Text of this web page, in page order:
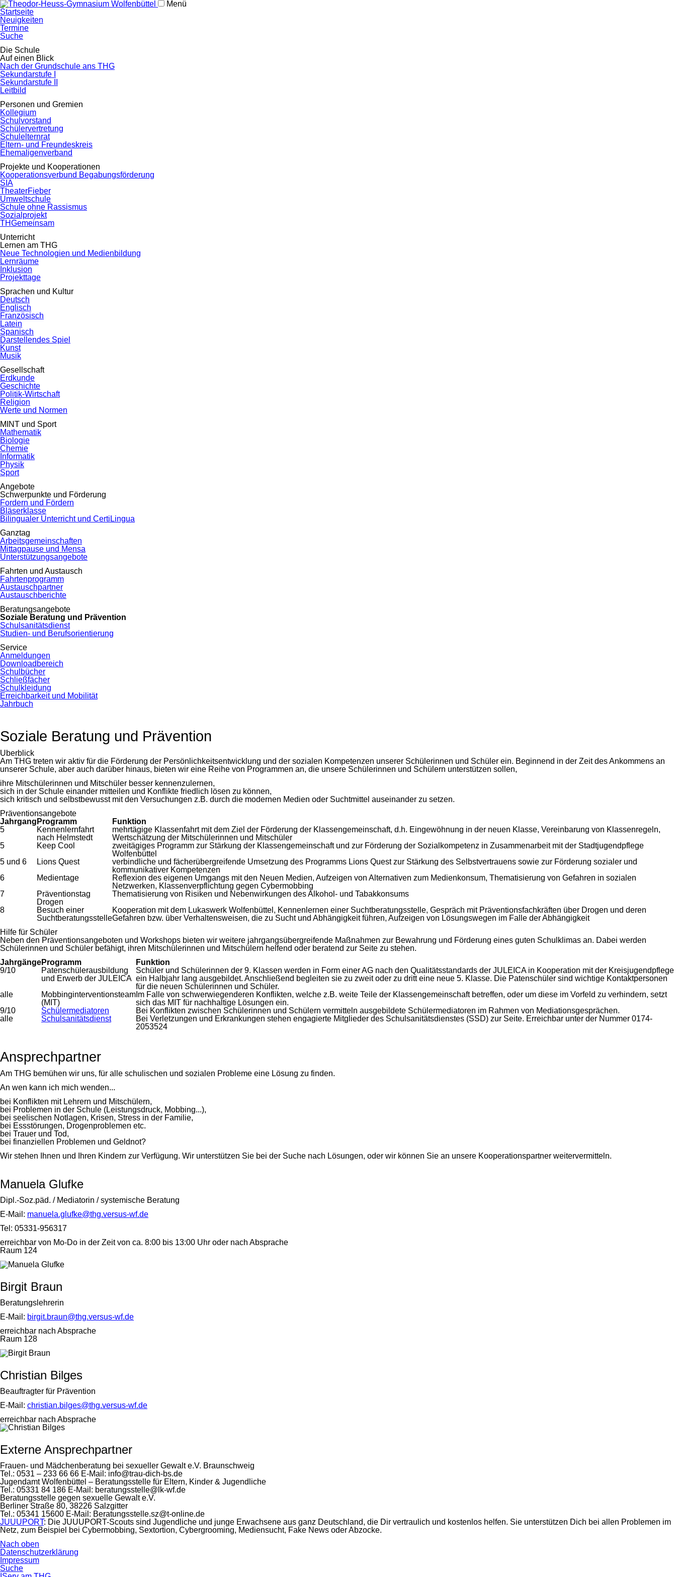
Menü
Navigation
überspringen
Startseite
Neuigkeiten
Termine
Suche
Navigation
überspringen
Die Schule
Auf einen Blick
Nach der Grundschule ans THG
Sekundarstufe I
Sekundarstufe II
Leitbild
Personen und Gremien
Kollegium
Schulvorstand
Schülervertretung
Schulelternrat
Eltern- und Freundeskreis
Ehemaligenverband
Projekte und Kooperationen
Kooperationsverbund Begabungsförderung
SIA
TheaterFieber
Umweltschule
Schule ohne Rassismus
Sozialprojekt
THGemeinsam
Unterricht
Lernen am THG
Neue Technologien und Medienbildung
Lernräume
Inklusion
Projekttage
Sprachen und Kultur
Deutsch
Englisch
Französisch
Latein
Spanisch
Darstellendes Spiel
Kunst
Musik
Gesellschaft
Erdkunde
Geschichte
Politik-Wirtschaft
Religion
Werte und Normen
MINT und Sport
Mathematik
Biologie
Chemie
Informatik
Physik
Sport
Angebote
Schwerpunkte und Förderung
Fordern und Fördern
Bläserklasse
Bilingualer Unterricht und CertiLingua
Ganztag
Arbeitsgemeinschaften
Mittagpause und Mensa
Unterstützungsangebote
Fahrten und Austausch
Fahrtenprogramm
Austauschpartner
Austauschberichte
Beratungsangebote
Soziale Beratung und Prävention
Schulsanitätsdienst
Studien- und Berufsorientierung
Service
Anmeldungen
Downloadbereich
Schulbücher
Schließfächer
Schulkleidung
Erreichbarkeit und Mobilität
Jahrbuch
Soziale Beratung und Prävention
Überblick
Am THG treten wir aktiv für die Förderung der Persönlichkeitsentwicklung und der sozialen Kompetenzen unserer Schülerinnen und Schüler ein. Beginnend in der Zeit des Ankommens an
unserer Schule, aber auch darüber hinaus, bieten wir eine Reihe von Programmen an, die unsere Schülerinnen und Schülern unterstützen sollen,
ihre Mitschülerinnen und Mitschüler besser kennenzulernen,
sich in der Schule einander mitteilen und Konflikte friedlich lösen zu können,
sich kritisch und selbstbewusst mit den Versuchungen z.B. durch die modernen Medien oder Suchtmittel auseinander zu setzen.
Präventionsangebote
Jahrgang Programm
Funktion
5
Kennenlernfahrt
nach Helmstedt
mehrtägige Klassenfahrt mit dem Ziel der Förderung der Klassengemeinschaft, d.h. Eingewöhnung in der neuen Klasse, Vereinbarung von Klassenregeln,
Wertschätzung der Mitschülerinnen und Mitschüler
5
Keep Cool
zweitägiges Programm zur Stärkung der Klassengemeinschaft und zur Förderung der Sozialkompetenz in Zusammenarbeit mit der Stadtjugendpflege
Wolfenbüttel
5 und 6
Lions Quest
verbindliche und fächerübergreifende Umsetzung des Programms Lions Quest zur Stärkung des Selbstvertrauens sowie zur Förderung sozialer und
kommunikativer Kompetenzen
6
Medientage
Reflexion des eigenen Umgangs mit den Neuen Medien, Aufzeigen von Alternativen zum Medienkonsum, Thematisierung von Gefahren in sozialen
Netzwerken, Klassenverpflichtung gegen Cybermobbing
7
Präventionstag
Drogen
Thematisierung von Risiken und Nebenwirkungen des Alkohol- und Tabakkonsums
8
Besuch einer
Suchtberatungsstelle
Kooperation mit dem Lukaswerk Wolfenbüttel, Kennenlernen einer Suchtberatungsstelle, Gespräch mit Präventionsfachkräften über Drogen und deren
Gefahren bzw. über Verhaltensweisen, die zu Sucht und Abhängigkeit führen, Aufzeigen von Lösungswegen im Falle der Abhängigkeit
Hilfe für Schüler
Neben den Präventionsangeboten und Workshops bieten wir weitere jahrgangsübergreifende Maßnahmen zur Bewahrung und Förderung eines guten Schulklimas an. Dabei werden
Schülerinnen und Schüler befähigt, ihren Mitschülerinnen und Mitschülern helfend oder beratend zur Seite zu stehen.
JahrgängeProgramm
Funktion
9/10
Patenschülerausbildung
und Erwerb der JULEICA
Schüler und Schülerinnen der 9. Klassen werden in Form einer AG nach den Qualitätsstandards der JULEICA in Kooperation mit der Kreisjugendpflege
ein Halbjahr lang ausgebildet. Anschließend begleiten sie zu zweit oder zu dritt eine neue 5. Klasse. Die Patenschüler sind wichtige Kontaktpersonen
für die neuen Schülerinnen und Schüler.
alle
Mobbinginterventionsteam
(MIT)
Im Falle von schwerwiegenderen Konflikten, welche z.B. weite Teile der Klassengemeinschaft betreffen, oder um diese im Vorfeld zu verhindern, setzt
sich das MIT für nachhaltige Lösungen ein.
9/10
Schülermediatoren
Bei Konflikten zwischen Schülerinnen und Schülern vermitteln ausgebildete Schülermediatoren im Rahmen von Mediationsgesprächen.
alle
Schulsanitätsdienst
Bei Verletzungen und Erkrankungen stehen engagierte Mitglieder des Schulsanitätsdienstes (SSD) zur Seite. Erreichbar unter der Nummer 0174-
2053524
Ansprechpartner
Am THG bemühen wir uns, für alle schulischen und sozialen Probleme eine Lösung zu finden.
An wen kann ich mich wenden...
bei Konflikten mit Lehrern und Mitschülern,
bei Problemen in der Schule (Leistungsdruck, Mobbing...),
bei seelischen Notlagen, Krisen, Stress in der Familie,
bei Essstörungen, Drogenproblemen etc.
bei Trauer und Tod,
bei finanziellen Problemen und Geldnot?
Wir stehen Ihnen und Ihren Kindern zur Verfügung. Wir unterstützen Sie bei der Suche nach Lösungen, oder wir können Sie an unsere Kooperationspartner weitervermitteln.
Manuela Glufke
Dipl.-Soz.päd. / Mediatorin / systemische Beratung
E-Mail: manuela.glufke@thg.versus-wf.de
Tel: 05331-956317
erreichbar von Mo-Do in der Zeit von ca. 8:00 bis 13:00 Uhr oder nach Absprache
Raum 124
Birgit Braun
Beratungslehrerin
E-Mail: birgit.braun@thg.versus-wf.de
erreichbar nach Absprache
Raum 128
Christian Bilges
Beauftragter für Prävention
E-Mail: christian.bilges@thg.versus-wf.de
erreichbar nach Absprache
Externe Ansprechpartner
Frauen- und Mädchenberatung bei sexueller Gewalt e.V. Braunschweig
Tel.: 0531 – 233 66 66 E-Mail: info@trau-dich-bs.de
Jugendamt Wolfenbüttel – Beratungsstelle für Eltern, Kinder & Jugendliche
Tel.: 05331 84 186 E-Mail: beratungsstelle@lk-wf.de
Beratungsstelle gegen sexuelle Gewalt e.V.
Berliner Straße 80, 38226 Salzgitter
Tel.: 05341 15600 E-Mail: Beratungsstelle.sz@t-online.de
JUUUPORT: Die JUUUPORT-Scouts sind Jugendliche und junge Erwachsene aus ganz Deutschland, die Dir vertraulich und kostenlos helfen. Sie unterstützen Dich bei allen Problemen im
Netz, zum Beispiel bei Cybermobbing, Sextortion, Cybergrooming, Mediensucht, Fake News oder Abzocke.
Nach oben
Navigation
überspringen
Datenschutzerklärung
Impressum
Suche